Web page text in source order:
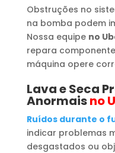
Obstruções no
na bomba podem
Nossa equipe no
repara
máquina opere
Lava e Seca
Anormaisno
Ruídos durante o
indicar problemas
desgastados ou